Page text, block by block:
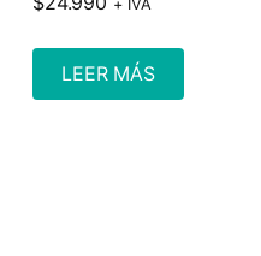
+ IVA
LEER MÁS